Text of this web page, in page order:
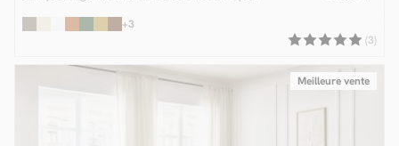
+3
(3)
Meilleure vente